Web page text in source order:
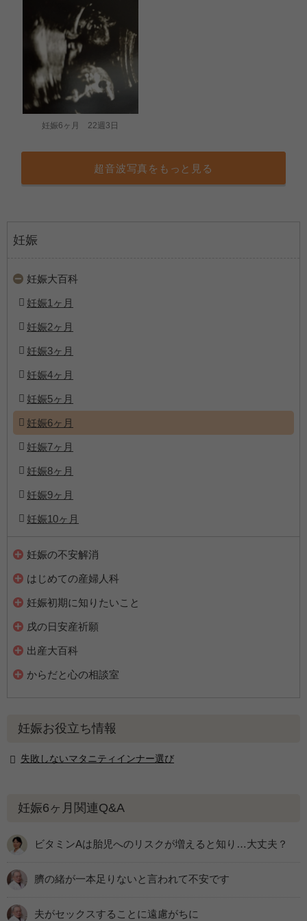
妊娠6ヶ月 22週3日
超音波写真をもっと見る
妊娠
妊娠大百科
妊娠1ヶ月
妊娠2ヶ月
妊娠3ヶ月
妊娠4ヶ月
妊娠5ヶ月
妊娠6ヶ月
妊娠7ヶ月
妊娠8ヶ月
妊娠9ヶ月
妊娠10ヶ月
妊娠の不安解消
はじめての産婦人科
妊娠初期に知りたいこと
戌の日安産祈願
出産大百科
からだと心の相談室
妊娠お役立ち情報
失敗しないマタニティインナー選び
妊娠6ヶ月関連Q&A
ビタミンAは胎児へのリスクが増えると知り…大丈夫？
臍の緒が一本足りないと言われて不安です
夫がセックスすることに遠慮がちに